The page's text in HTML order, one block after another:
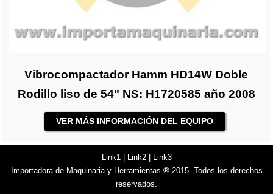
Vibrocompactador Hamm HD14W Doble
Rodillo liso de 54" NS: H1720585 año 2008
VER MÁS INFORMACIÓN DEL EQUIPO
Link1| Link2|
Link3
Importadora de Maquinaria y Herramientas ® 2015. Todos los derechos
reservados.